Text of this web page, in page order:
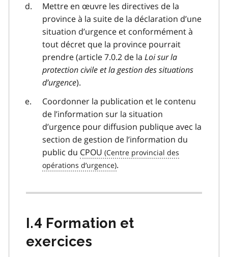
Mettre en œuvre les directives de la
province à la suite de la déclaration d’une
situation d’urgence et conformément à
tout décret que la province pourrait
prendre (article 7.0.2 de la Loi sur la
protection civile et la gestion des situations
d’urgence).
Coordonner la publication et le contenu
de l’information sur la situation
d’urgence pour diffusion publique avec la
section de gestion de l’information du
public du CPOU
.
I.4 Formation et
exercices